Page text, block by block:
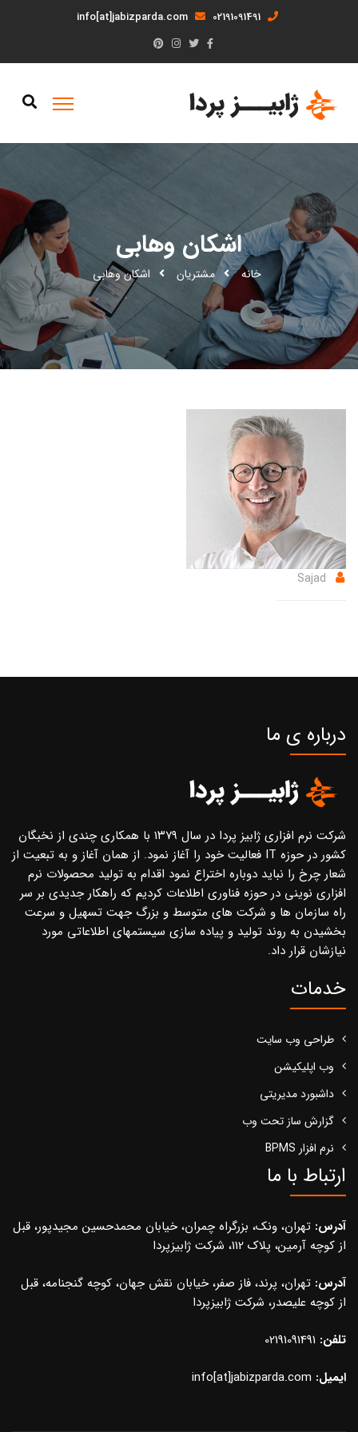
02191091491
info[at]jabizparda.com
اشکان وهابی
خانه مشتریان اشکان وهابی
Sajad
درباره ی ما
شرکت نرم افزاری ژابیز پردا در سال ۱۳۷۹ با همکاری چندی از نخبگان
کشور در حوزه IT فعالیت خود را آغاز نمود. از همان آغاز و به تبعیت از
شعار چرخ را نباید دوباره اختراع نمود اقدام به تولید محصولات نرم
افزاری نوینی در حوزه فناوری اطلاعات کردیم که راهکار جدیدی بر سر
راه سازمان ها و شرکت های متوسط و بزرگ جهت تسهیل و سرعت
بخشیدن به روند تولید و پیاده سازی سیستمهای اطلاعاتی مورد
نیازشان قرار داد.
خدمات
طراحی وب سایت
وب اپلیکیشن
داشبورد مدیریتی
گزارش ساز تحت وب
نرم افزار BPMS
ارتباط با ما
آدرس: تهران، ونک، بزرگراه چمران، خیابان محمدحسین مجیدپور، قبل
از کوچه آرمین، پلاک 112، شرکت ژابیزپردا
آدرس: تهران، پرند، فاز صفر، خیابان نقش جهان، کوچه گنجنامه، قبل
از کوچه علیصدر، شرکت ژابیزپردا
تلفن: 02191091491
ایمیل: info[at]jabizparda.com